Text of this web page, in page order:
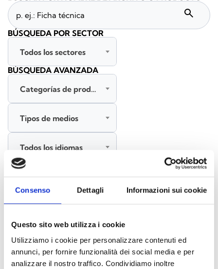
Consenso Dettagli Informazioni sui cookie
Questo sito web utilizza i cookie
Utilizziamo i cookie per personalizzare contenuti ed
annunci, per fornire funzionalità dei social media e per
analizzare il nostro traffico. Condividiamo inoltre
Seleccionar todo
Inicia sesión antes de descargar los contenidos con el
iconolock
search
BÚSQUEDA POR SECTOR
Todos los sectores
BÚSQUEDA AVANZADA
Categorías de productos
Tipos de medios
Todos los idiomas
BUSCAR
BORRAR FILTROS